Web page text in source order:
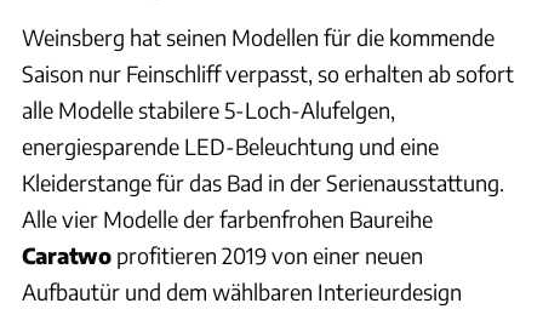
Weinsberg hat seinen Modellen für die kommende
Saison nur Feinschliff verpasst, so erhalten ab sofort
alle Modelle stabilere 5-Loch-Alufelgen,
energiesparende LED-Beleuchtung und eine
Kleiderstange für das Bad in der Serienausstattung.
Alle vier Modelle der farbenfrohen Baureihe
Caratwo profitieren 2019 von einer neuen
Aufbautür und dem wählbaren Interieurdesign